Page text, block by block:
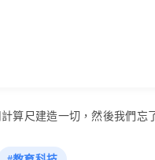
算尺建造一切，然後我們忘